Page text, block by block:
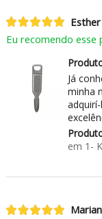
Esther
Eu recomendo esse
Já
minha
em 1-